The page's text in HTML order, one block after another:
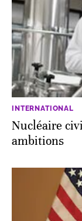
INTERNATIONAL
Nucléaire
ambitions